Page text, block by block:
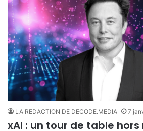
LA REDACTION DE DECODE.MEDIA 7
xAI : un tour de table